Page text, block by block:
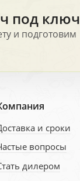
под ключ
и подготовим
и сроки
вопросы
дилером